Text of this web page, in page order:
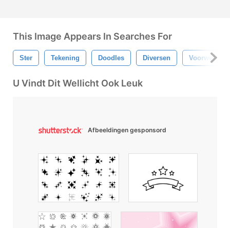
This Image Appears In Searches For
Ster Tekening Doodles Diversen Voorwerpen
U Vindt Dit Wellicht Ook Leuk
Afbeeldingen gesponsord